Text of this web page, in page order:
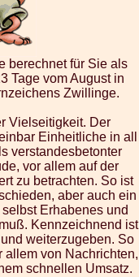
berechnet für Sie als
Tage vom August in
Zwillinge.
Vielseitigkeit. Der
Einheitliche in all
verstandesbetonter
vor allem auf der
zu betrachten. So ist
aber auch ein
Erhabenes und
Kennzeichnend ist
weiterzugeben. So
allem von Nachrichten,
schnellen Umsatz.